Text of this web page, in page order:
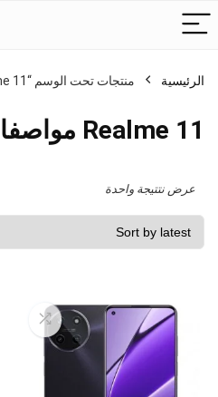
الرئيسية منتجات تحت الوسم “Realme 11 مواصفات”
Realme 11 مواصفات
عرض نتتيجة واحدة